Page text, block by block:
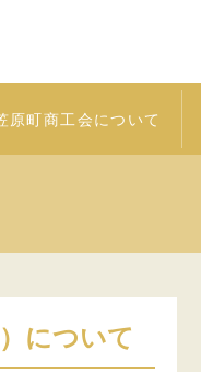
原町商工会について
について